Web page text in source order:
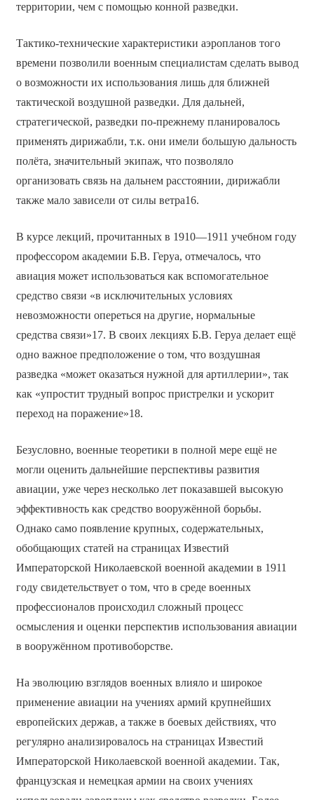
территории, чем с помощью конной разведки.
Тактико-технические характеристики аэропланов того
времени позволили военным специалистам сделать вывод
о возможности их использования лишь для ближней
тактической воздушной разведки. Для дальней,
стратегической, разведки по-прежнему планировалось
применять дирижабли, т.к. они имели большую дальность
полёта, значительный экипаж, что позволяло
организовать связь на дальнем расстоянии, дирижабли
также мало зависели от силы ветра16.
В курсе лекций, прочитанных в 1910—1911 учебном году
профессором академии Б.В. Геруа, отмечалось, что
авиация может использоваться как вспомогательное
средство связи «в исключительных условиях
невозможности опереться на другие, нормальные
средства связи»17. В своих лекциях Б.В. Геруа делает ещё
одно важное предположение о том, что воздушная
разведка «может оказаться нужной для артиллерии», так
как «упростит трудный вопрос пристрелки и ускорит
переход на поражение»18.
Безусловно, военные теоретики в полной мере ещё не
могли оценить дальнейшие перспективы развития
авиации, уже через несколько лет показавшей высокую
эффективность как средство вооружённой борьбы.
Однако само появление крупных, содержательных,
обобщающих статей на страницах Известий
Императорской Николаевской военной академии в 1911
году свидетельствует о том, что в среде военных
профессионалов происходил сложный процесс
осмысления и оценки перспектив использования авиации
в вооружённом противоборстве.
На эволюцию взглядов военных влияло и широкое
применение авиации на учениях армий крупнейших
европейских держав, а также в боевых действиях, что
регулярно анализировалось на страницах Известий
Императорской Николаевской военной академии. Так,
французская и немецкая армии на своих учениях